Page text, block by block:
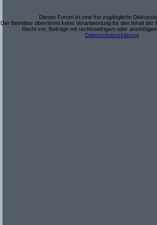
Dieses Forum ist eine frei zugängliche
Der Betreiber übernimmt keine Verantwortung für den Inhalt der
Recht vor, Beiträge mit rechtswidrigem oder
Datenschutzerklärung